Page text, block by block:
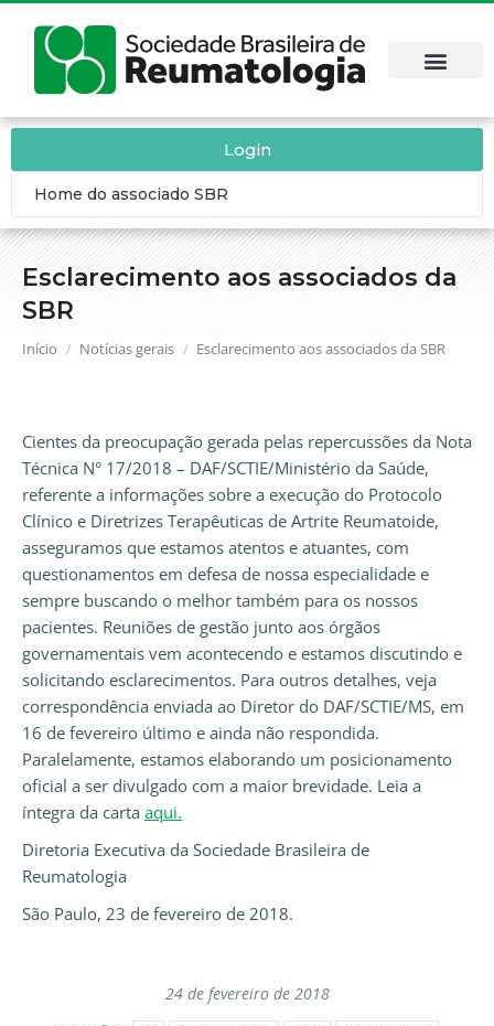
Esclarecimento aos associados da
SBR
Você está aqui:
Início Notícias gerais Esclarecimento aos associados da SBR
Login
Home do associado SBR
Cientes da preocupação gerada pelas repercussões da Nota
Técnica N° 17/2018 – DAF/SCTIE/Ministério da Saúde,
referente a informações sobre a execução do Protocolo
Clínico e Diretrizes Terapêuticas de Artrite Reumatoide,
asseguramos que estamos atentos e atuantes, com
questionamentos em defesa de nossa especialidade e
sempre buscando o melhor também para os nossos
pacientes. Reuniões de gestão junto aos órgãos
governamentais vem acontecendo e estamos discutindo e
solicitando esclarecimentos. Para outros detalhes, veja
correspondência enviada ao Diretor do DAF/SCTIE/MS, em
16 de fevereiro último e ainda não respondida.
Paralelamente, estamos elaborando um posicionamento
oficial a ser divulgado com a maior brevidade. Leia a
íntegra da carta aqui.
Diretoria Executiva da Sociedade Brasileira de
Reumatologia
São Paulo, 23 de fevereiro de 2018.
24 de fevereiro de 2018